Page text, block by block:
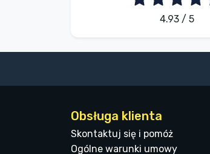
4.93 / 5
Obsługa klienta
Skontaktuj się i pomóż
Ogólne warunki umowy